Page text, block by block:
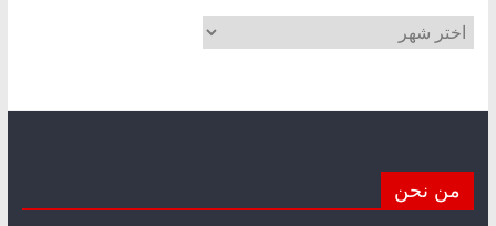
الأرشيف
من نحن